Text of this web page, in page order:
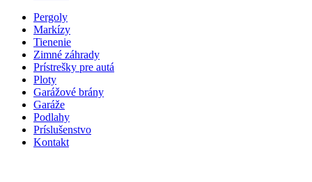
Pergoly
Markízy
Tienenie
Zimné záhrady
Prístrešky pre autá
Ploty
Garážové brány
Garáže
Podlahy
Príslušenstvo
Kontakt